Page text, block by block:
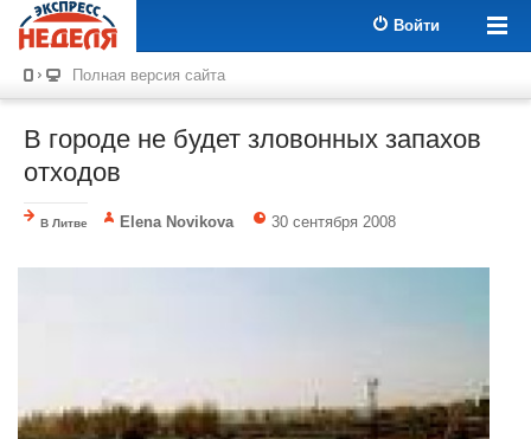
Войти
Полная версия сайта
В городе не будет зловонных запахов
отходов
В Литве Elena Novikova 30 сентября 2008